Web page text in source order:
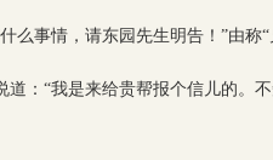
么事情，请东园先生明告！”由称
道：“我是来给贵帮报个信儿的。